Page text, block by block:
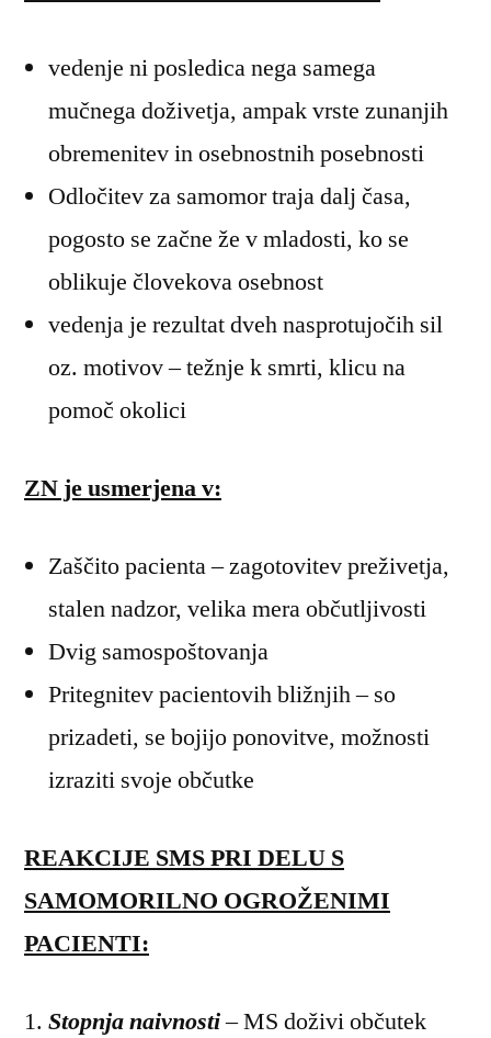
vedenje ni posledica nega samega
mučnega doživetja, ampak vrste zunanjih
obremenitev in osebnostnih posebnosti
Odločitev za samomor traja dalj časa,
pogosto se začne že v mladosti, ko se
oblikuje človekova osebnost
vedenja je rezultat dveh nasprotujočih sil
oz. motivov – težnje k smrti, klicu na
pomoč okolici
ZN je usmerjena v:
Zaščito pacienta – zagotovitev preživetja,
stalen nadzor, velika mera občutljivosti
Dvig samospoštovanja
Pritegnitev pacientovih bližnjih – so
prizadeti, se bojijo ponovitve, možnosti
izraziti svoje občutke
REAKCIJE SMS PRI DELU S
SAMOMORILNO OGROŽENIMI
PACIENTI:
Stopnja naivnosti– MS doživi občutek